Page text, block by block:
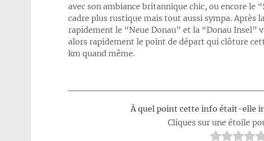
avec son ambiance britannique chic, ou encore le “
cadre plus rustique mais tout aussi sympa. Après
rapidement le “Neue Donau” et la “Donau Insel”
alors rapidement le point de départ qui clôture
km quand même.
À quel point cette info était-elle
Cliques sur une étoile